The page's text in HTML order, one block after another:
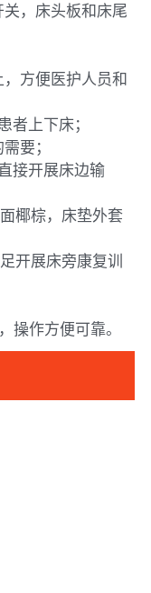
，床头板和床尾
方便医护人员和
者上下床；
要；
接开展床边输
椰棕，床垫外套
开展床旁康复训
操作方便可靠。